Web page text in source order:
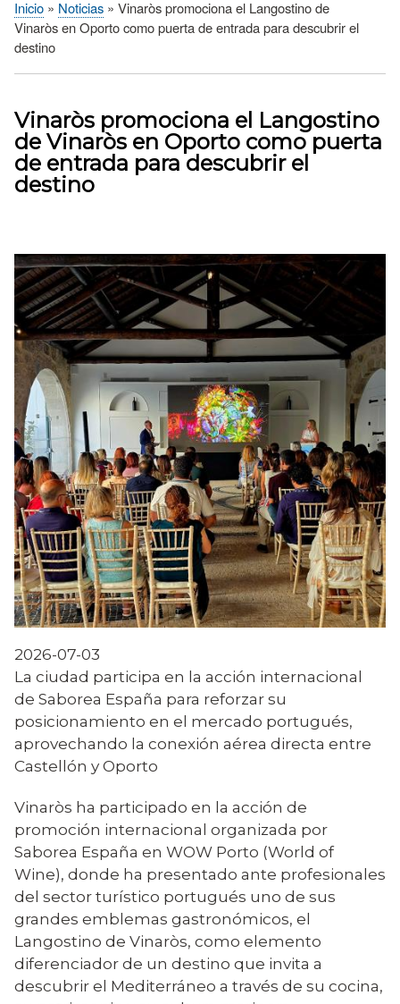
Sobrescribir
enlaces
de
a
la
navegación
Inicio Noticias
Vinaròs promociona el Langostino de
Vinaròs en Oporto como puerta de entrada para descubrir el
destino
Vinaròs promociona el Langostino
de Vinaròs en Oporto como puerta
de entrada para descubrir el
destino
2026-07-03
La ciudad participa en la acción internacional
de Saborea España para reforzar su
posicionamiento en el mercado portugués,
aprovechando la conexión aérea directa entre
Castellón y Oporto
Vinaròs ha participado en la acción de
promoción internacional organizada por
Saborea España en WOW Porto (World of
Wine), donde ha presentado ante profesionales
del sector turístico portugués uno de sus
grandes emblemas gastronómicos, el
Langostino de Vinaròs, como elemento
diferenciador de un destino que invita a
descubrir el Mediterráneo a través de su cocina,